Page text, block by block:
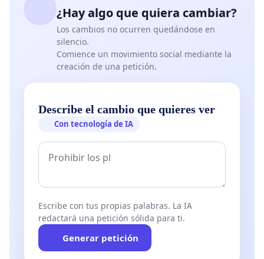
¿Hay algo que quiera cambiar?
Los cambios no ocurren quedándose en
silencio.
Comience un movimiento social mediante la
creación de una petición.
Describe el cambio que quieres ver
Con tecnología de IA
Escribe con tus propias palabras. La IA
redactará una petición sólida para ti.
Generar petición